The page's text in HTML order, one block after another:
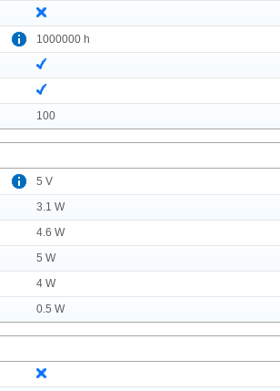
1000000 h
100
5 V
3.1 W
4.6 W
5 W
4 W
0.5 W